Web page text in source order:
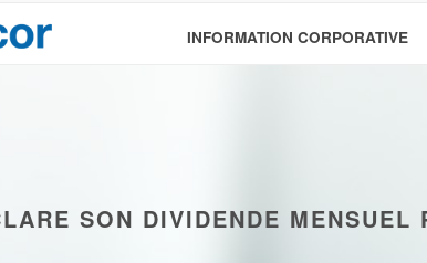
INFORMATION CORPORATIVE
SON DIVIDENDE MENSUEL